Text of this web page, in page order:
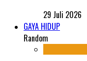
29 Juli 2026
GAYA HIDUP
Random